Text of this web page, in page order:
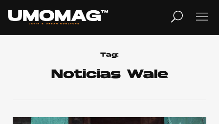
Tag:
Noticias Wale